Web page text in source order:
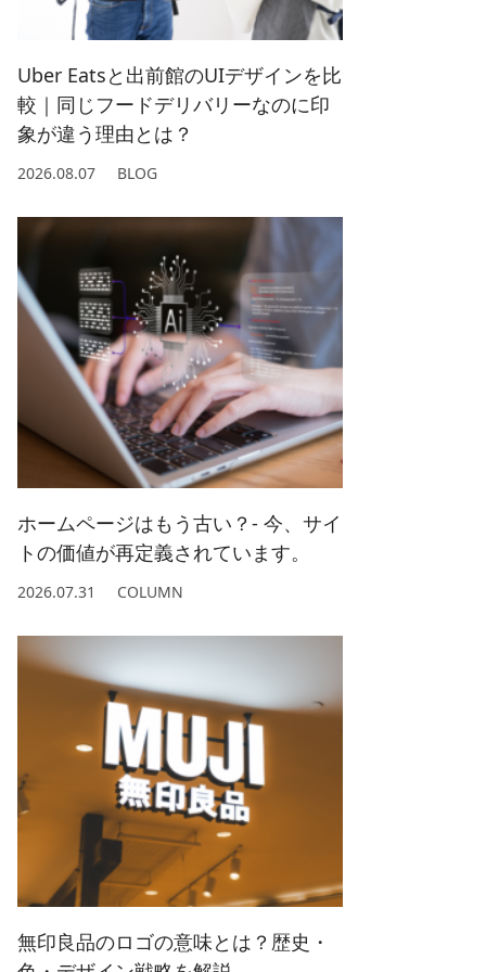
2021/ 2 (4)
Uber Eatsと出前館のUIデザインを比
較｜同じフードデリバリーなのに印
象が違う理由とは？
2026.08.07 BLOG
ホームページはもう古い？- 今、サイ
トの価値が再定義されています。
2026.07.31 COLUMN
無印良品のロゴの意味とは？歴史・